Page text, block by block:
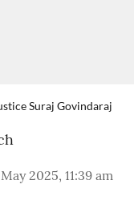
Suraj Govindaraj
2025, 11:39 am